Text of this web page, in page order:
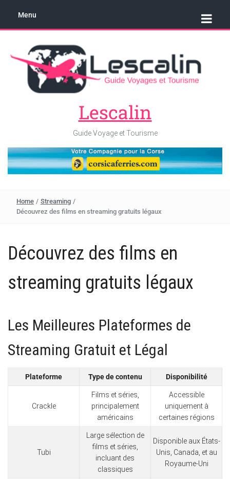
Menu
Lescalin
Guide Voyage et Tourisme
Home / Streaming /
Découvrez des films en streaming gratuits légaux
Découvrez des films en
streaming gratuits légaux
Les Meilleures Plateformes de
Streaming Gratuit et Légal
Plateforme Type de contenu Disponibilité
Crackle
Films et séries,
principalement
américains
Accessible
uniquement à
certaines régions
Tubi
Large sélection de
films et séries,
incluant des
classiques
Disponible aux États-
Unis, Canada, et au
Royaume-Uni